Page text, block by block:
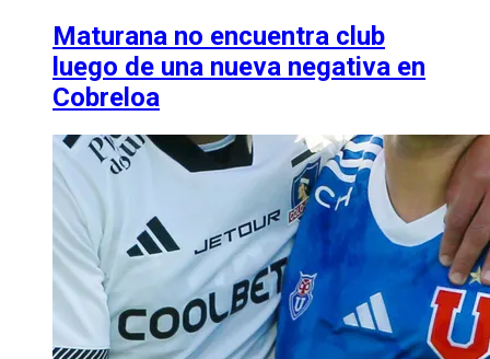
Maturana no encuentra club
luego de una nueva negativa en
Cobreloa